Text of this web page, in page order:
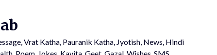
Vrat Katha, Pauranik Katha, Jyotish, News, Hindi